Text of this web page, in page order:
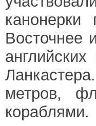
Восточнее
метров,
кораблями.